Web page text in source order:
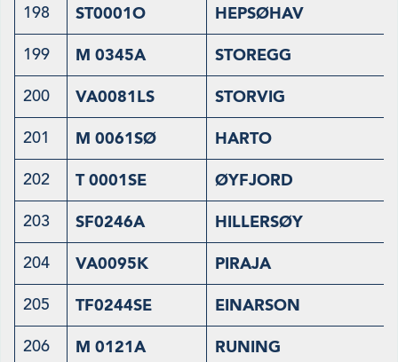
198 ST0001O HEPSØHAV
199 M 0345A STOREGG
200 VA0081LS STORVIG
201 M 0061SØ HARTO
202 T 0001SE ØYFJORD
203 SF0246A HILLERSØY
204 VA0095K PIRAJA
205 TF0244SE EINARSON
206 M 0121A RUNING